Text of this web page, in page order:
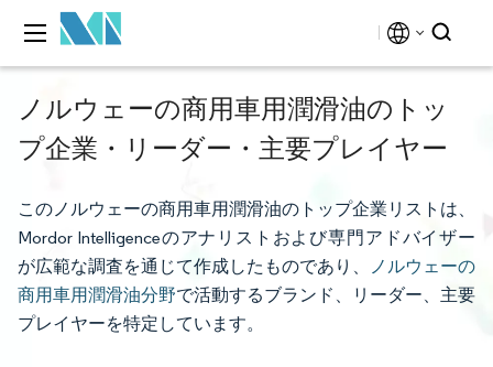
ノルウェーの商用車用潤滑油のトッ
プ企業・リーダー・主要プレイヤー
このノルウェーの商用車用潤滑油のトップ企業リストは、
Mordor Intelligenceのアナリストおよび専門アドバイザー
が広範な調査を通じて作成したものであり、
ノルウェーの
商用車用潤滑油分野で活動するブランド、リーダー、主要
プレイヤーを特定しています。